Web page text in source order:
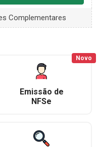
Complementares
Emissão de
NFSe
Novo